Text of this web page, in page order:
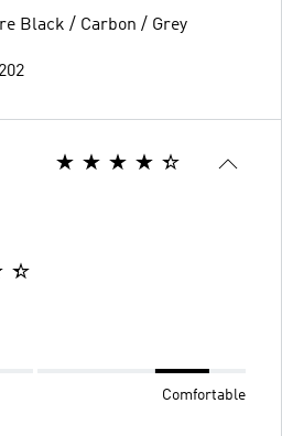
Black / Carbon / Grey
Comfortable